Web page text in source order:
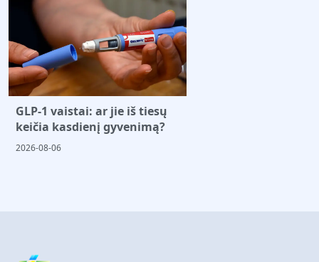
GLP-1 vaistai: ar jie iš tiesų
keičia kasdienį gyvenimą?
2026-08-06